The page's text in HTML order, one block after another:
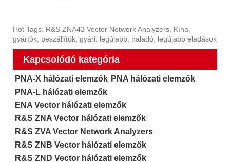
Hot Tags: R&S ZNA43 Vector Network Analyzers, Kína,
gyártók, beszállítók, gyári, legújabb, haladó, legújabb eladások
Kapcsolódó kategória
PNA-X hálózati elemzők PNA hálózati elemzők
PNA-L hálózati elemzők
ENA Vector hálózati elemzők
R&S ZNA Vector hálózati elemzők
R&S ZVA Vector Network Analyzers
R&S ZNB Vector hálózati elemzők
R&S ZND Vector hálózati elemzők